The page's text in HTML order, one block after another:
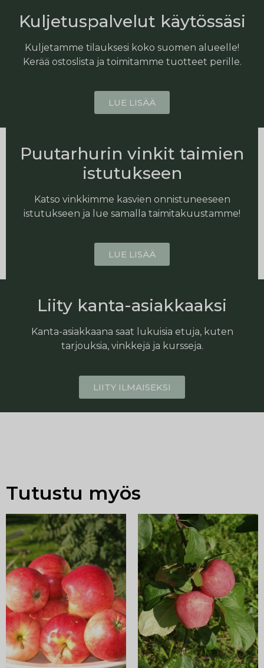
Kuljetuspalvelut käytössäsi
Kuljetamme tilauksesi koko suomen alueelle!
Kerää ostoslista ja toimitamme tuotteet perille.
LUE LISÄÄ
Puutarhurin vinkit taimien
istutukseen
Katso vinkkimme kasvien onnistuneeseen
istutukseen ja lue samalla taimitakuustamme!
LUE LISÄÄ
Liity kanta-asiakkaaksi
Kanta-asiakkaana saat lukuisia etuja, kuten
tarjouksia, vinkkejä ja kursseja.
LIITY ILMAISEKSI
Tutustu myös